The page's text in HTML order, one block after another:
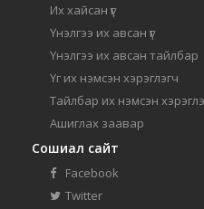
Их хайсан үг
Үнэлгээ их авсан үг
Үнэлгээ их авсан тайлбар
Үг их нэмсэн хэрэглэгч
Тайлбар их нэмсэн
Ашиглах заавар
Сошиал сайт
Facebook
Twitter